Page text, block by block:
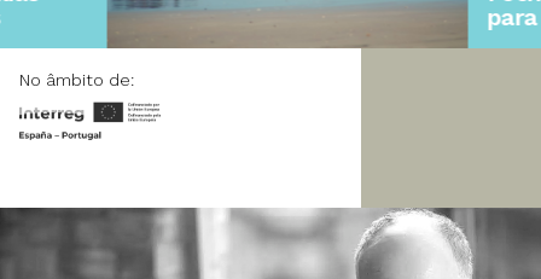
para férias…
No âmbito de: